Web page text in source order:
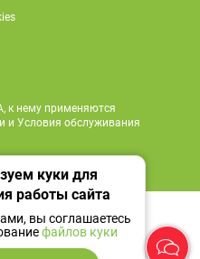
к нему применяются
и Условия обслуживания
18 18
сетях
куки для
работы сайта
вы соглашаетесь
файлов куки